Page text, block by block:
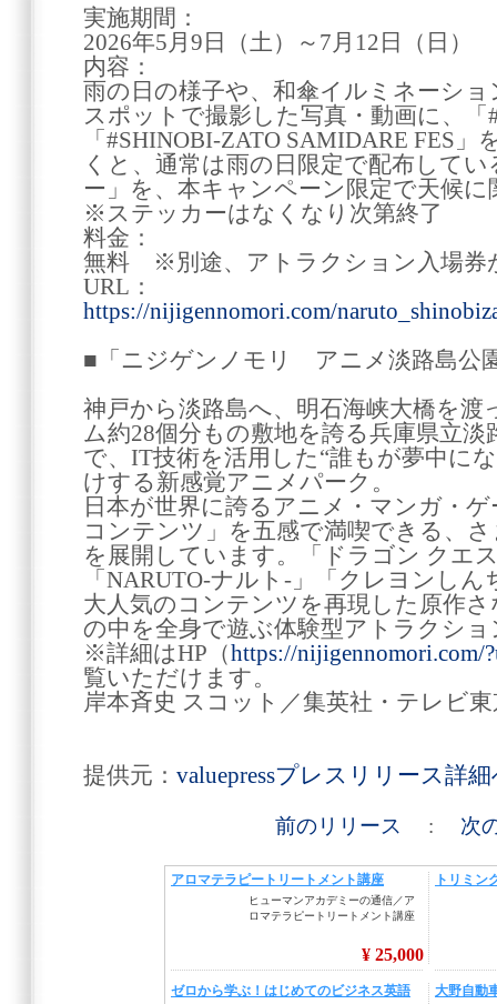
実施期間：
2026年5月9日（土）～7月12日（日）
内容：
雨の日の様子や、和傘イルミネーシ
スポットで撮影した写真・動画に、「
「#SHINOBI-ZATO SAMIDARE FES
くと、通常は雨の日限定で配布して
ー」を、本キャンペーン限定で天候
※ステッカーはなくなり次第終了
料金：
無料 ※別途、アトラクション入場券
URL：
https://nijigennomori.com/
■「ニジゲンノモリ アニメ淡路島公
神戸から淡路島へ、明石海峡大橋を渡
ム約28個分もの敷地を誇る兵庫県立
で、IT技術を活用した“誰もが夢中に
けする新感覚アニメパーク。
日本が世界に誇るアニメ・マンガ・
コンテンツ」を五感で満喫できる、
を展開しています。「ドラゴン クエ
「NARUTO-ナルト-」「クレヨンし
大人気のコンテンツを再現した原作
の中を全身で遊ぶ体験型アトラクシ
※詳細はHP（https://nijigennomori.com/
覧いただけます。
岸本斉史 スコット／集英社・テレビ
提供元： valuepressプレスリリース詳
前のリリース : 次